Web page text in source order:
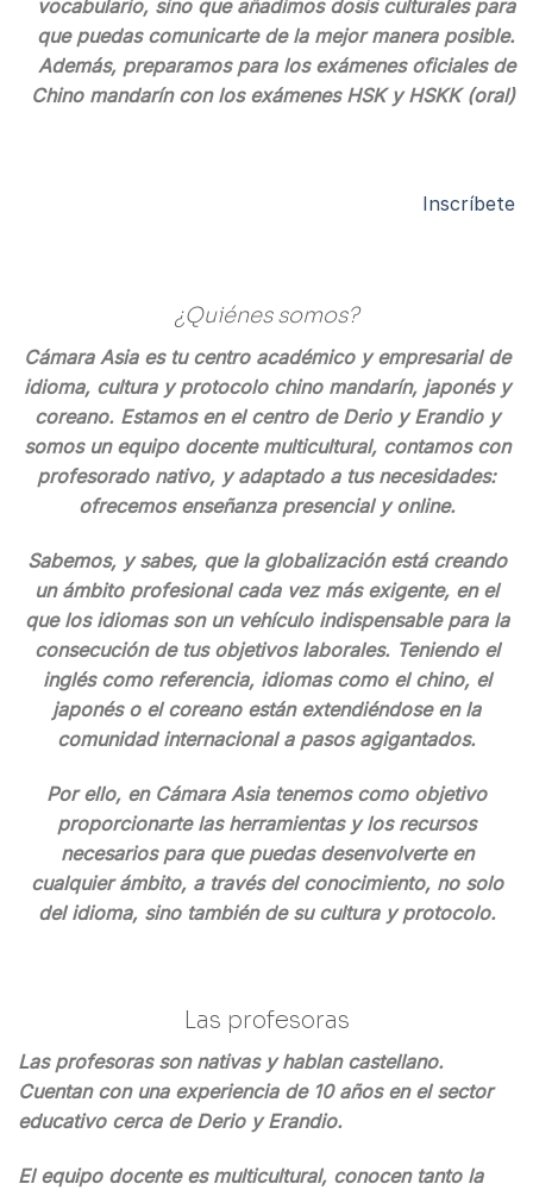
vocabulario, sino que añadimos dosis culturales para
que puedas comunicarte de la mejor manera posible.
Además, preparamos para los exámenes oficiales de
Chino mandaríncon los exámenes HSK y HSKK (oral)
Inscríbete
¿Quiénes somos?
Cámara Asia es tu centro académico y empresarial de
idioma, cultura y protocolo chino mandarín, japonés y
coreano. Estamos en el centro de Derio y Erandio y
somos un equipo docente multicultural, contamos con
profesorado nativo, y adaptado a tus necesidades:
ofrecemos enseñanza presencial y online.
Sabemos, y sabes, que la globalización está creando
un ámbito profesional cada vez más exigente, en el
que los idiomas son un vehículo indispensable para la
consecución de tus objetivos laborales. Teniendo el
inglés como referencia, idiomas como el chino, el
japonés o el coreano están extendiéndose en la
comunidad internacional a pasos agigantados.
Por ello, en Cámara Asia tenemos como objetivo
proporcionarte las herramientas y los recursos
necesarios para que puedas desenvolverte en
cualquier ámbito, a través del conocimiento, no solo
del idioma, sino también de su cultura y protocolo.
Las profesoras
Las profesoras son nativas y hablan castellano.
Cuentan con una experiencia de 10 años en el sector
educativo cerca de Derio y Erandio.
El equipo docente es multicultural, conocen tanto la